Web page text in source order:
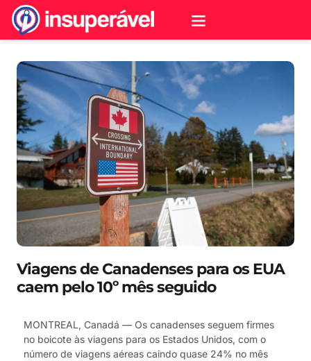
Viagens de Canadenses para os EUA
caem pelo 10º mês seguido
MONTREAL, Canadá — Os canadenses seguem firmes
no boicote às viagens para os Estados Unidos, com o
número de viagens aéreas caindo quase 24% no mês